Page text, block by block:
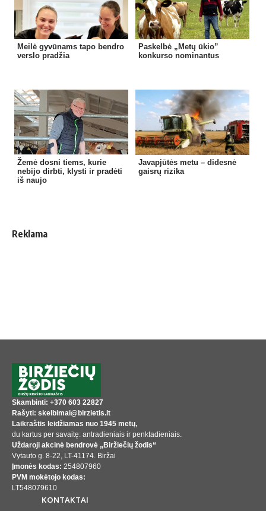
Meilė gyvūnams tapo bendro
verslo pradžia
Paskelbė „Metų ūkio”
konkurso nominantus
Žemė dosni tiems, kurie
nebijo dirbti, klysti ir pradėti
iš naujo
Javapjūtės metu – didesnė
gaisrų rizika
Reklama
Skambinti: +370 603 22827
Rašyti: skelbimai@birzietis.lt
Laikraštis leidžiamas nuo 1945 metų,
du kartus per savaitę: antradieniais ir penktadieniais.
Uždaroji akcinė bendrovė „Biržiečių žodis“
Vytauto g. 8-22, LT-41174. Biržai
Įmonės kodas: 254807960
PVM mokėtojo kodas:
LT548079610
KONTAKTAI